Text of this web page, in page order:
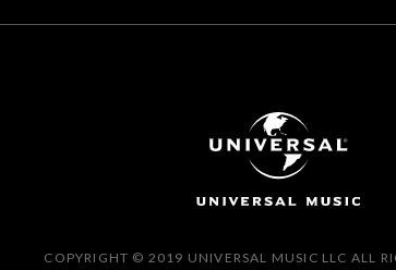
COPYRIGHT © 2019 UNIVERSAL MUSIC LLC ALL